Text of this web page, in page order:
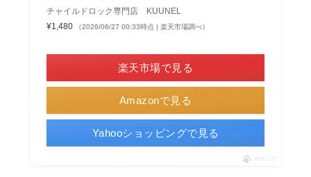
チャイルドロック専門店 KUUNEL
¥1,480
（2026/06/27 00:33時点 | 楽天市場調べ）
Amazonで見る
楽天市場で見る
Yahooショッピングで見る
ポチップ